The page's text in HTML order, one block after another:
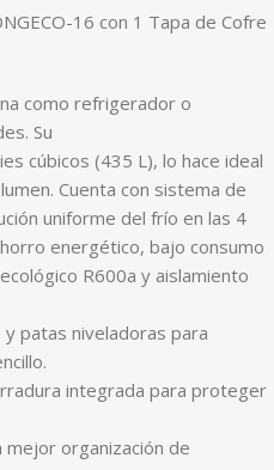
16 con 1 Tapa de Cofre
como refrigerador o
Su
cúbicos (435 L), lo hace ideal
Cuenta con sistema de
uniforme del frío en las 4
energético, bajo consumo
R600a y aislamiento
patas niveladoras para
integrada para proteger
mejor organización de